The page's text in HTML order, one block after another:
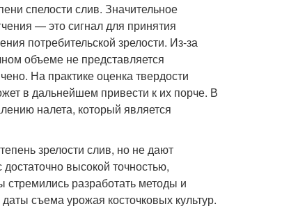
спелости слив. Значительное
— это сигнал для принятия
потребительской зрелости. Из-за
объеме не представляется
На практике оценка твердости
в дальнейшем привести к их порче. В
налета, который является
зрелости слив, но не дают
высокой точностью,
разработать методы и
съема урожая косточковых культур.